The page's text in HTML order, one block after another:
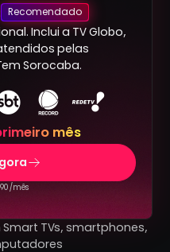
Recomendado
Inclui a TV Globo,
pelas
Sorocaba.
mês
/mês
TVs, smartphones,